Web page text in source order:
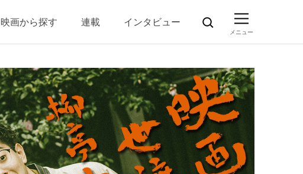
映画から探す 連載 インタビュー